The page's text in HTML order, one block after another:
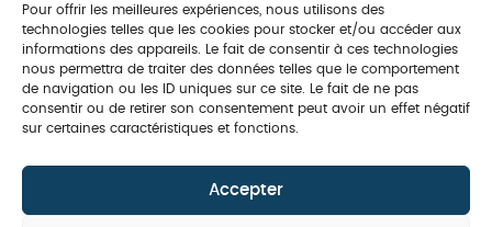
Pour offrir les meilleures expériences, nous utilisons des
technologies telles que les cookies pour stocker et/ou accéder aux
informations des appareils. Le fait de consentir à ces technologies
nous permettra de traiter des données telles que le comportement
de navigation ou les ID uniques sur ce site. Le fait de ne pas
consentir ou de retirer son consentement peut avoir un effet négatif
sur certaines caractéristiques et fonctions.
Accepter